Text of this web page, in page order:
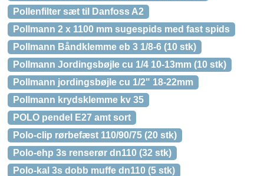
Pollenfilter sæt til Danfoss A2
Pollmann 2 x 1100 mm sugespids med fast spids
Pollmann Båndklemme eb 3 1/8-6 (10 stk)
Pollmann Jordingsbøjle cu 1/4 10-13mm (10 stk)
Pollmann jordingsbøjle cu 1/2" 18-22mm
Pollmann krydsklemme kv 35
POLO pendel E27 amt sort
Polo-clip rørbefæst 110/90/75 (20 stk)
Polo-ehp 3s renserør dn110 (32 stk)
Polo-kal 3s dobb muffe dn110 (5 stk)